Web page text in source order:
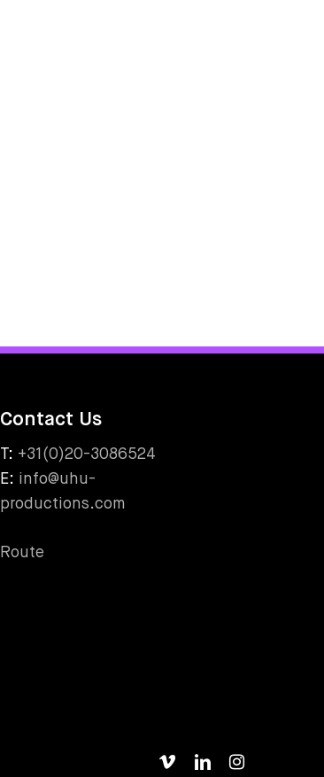
Contact Us
T: +31(0)20-3086524
E: info@uhu-
productions.com
Route
vimeo linkedininstagram